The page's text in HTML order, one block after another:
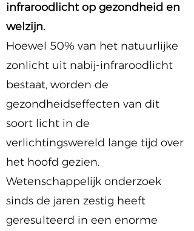
infraroodlicht op gezondheid en
welzijn.
Hoewel 50% van het natuurlijke
zonlicht uit nabij-infraroodlicht
bestaat, worden de
gezondheidseffecten van dit
soort licht in de
verlichtingswereld lange tijd over
het hoofd gezien.
Wetenschappelijk onderzoek
sinds de jaren zestig heeft
geresulteerd in een enorme